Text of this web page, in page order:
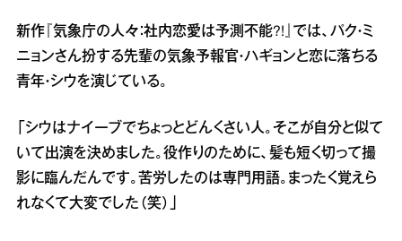
新作『気象庁の人々：社内恋愛は予測不能?!』では、パク・ミ
ニョンさん扮する先輩の気象予報官・ハギョンと恋に落ちる
青年・シウを演じている。
「シウはナイーブでちょっとどんくさい人。そこが自分と似て
いて出演を決めました。役作りのために、髪も短く切って撮
影に臨んだんです。苦労したのは専門用語。まったく覚えら
れなくて大変でした（笑）」